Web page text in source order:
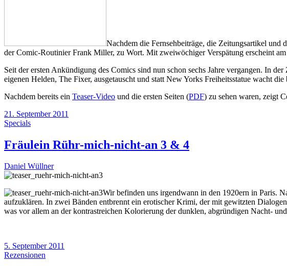
Nachdem die Fernsehbeiträge, die Zeitungsartikel und
der Comic-Routinier Frank Miller, zu Wort. Mit zweiwöchiger Verspätung erscheint am
Seit der ersten Ankündigung des Comics sind nun schon sechs Jahre vergangen. In
eigenen Helden, The Fixer, ausgetauscht und statt New Yorks Freiheitsstatue wacht
Nachdem bereits ein Teaser-Video und die ersten Seiten (PDF) zu sehen waren, zeigt
21. September 2011
Specials
Fräulein Rühr-mich-nicht-an 3 & 4
Daniel Wüllner
Wir befinden uns irgendwann in den 1920ern in Paris.
aufzuklären. In zwei Bänden entbrennt ein erotischer Krimi, der mit gewitzten
was vor allem an der kontrastreichen Kolorierung der dunklen, abgründigen Nacht-
5. September 2011
Rezensionen